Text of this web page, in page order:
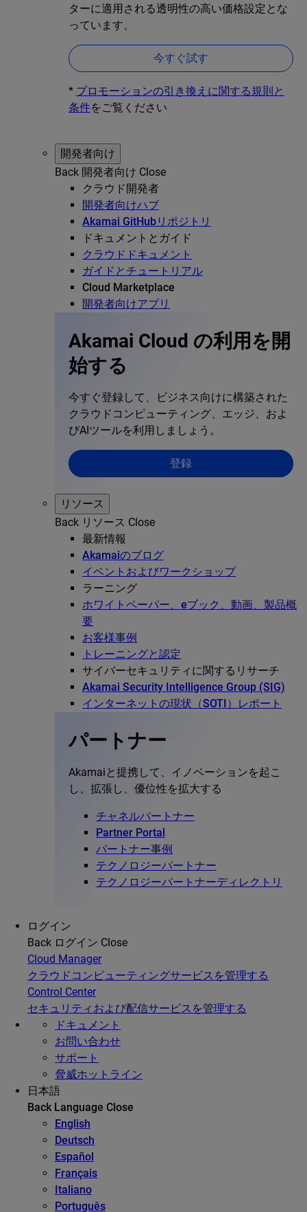
ターに適用される透明性の高い価格設定とな
っています。
今すぐ試す
* プロモーションの引き換えに関する規則と
条件をご覧ください
開発者向け
Back 開発者向け Close
クラウド開発者
開発者向けハブ
Akamai GitHubリポジトリ
ドキュメントとガイド
クラウドドキュメント
ガイドとチュートリアル
Cloud Marketplace
開発者向けアプリ
Akamai Cloud の利用を開
始する
今すぐ登録して、ビジネス向けに構築された
クラウドコンピューティング、エッジ、およ
びAIツールを利用しましょう。
登録
リソース
Back リソース Close
最新情報
Akamaiのブログ
イベントおよびワークショップ
ラーニング
ホワイトペーパー、eブック、動画、製品概
要
お客様事例
トレーニングと認定
サイバーセキュリティに関するリサーチ
Akamai Security Intelligence Group (SIG)
インターネットの現状（SOTI）レポート
パートナー
Akamaiと提携して、イノベーションを起こ
し、拡張し、優位性を拡大する
チャネルパートナー
Partner Portal
パートナー事例
テクノロジーパートナー
テクノロジーパートナーディレクトリ
ログイン
Back ログイン Close
Cloud Manager
クラウドコンピューティングサービスを管理する
Control Center
セキュリティおよび配信サービスを管理する
ドキュメント
お問い合わせ
サポート
脅威ホットライン
日本語
Back Language Close
English
Deutsch
Español
Français
Italiano
Português